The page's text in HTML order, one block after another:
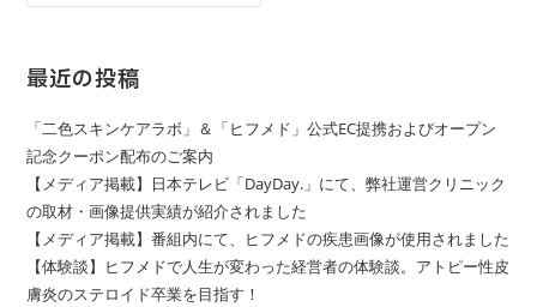
最近の投稿
「二色スキンケアラボ」＆「ヒフメド」公式EC提携およびオープン
記念クーポン配布のご案内
【メディア掲載】日本テレビ「DayDay.」にて、弊社運営クリニック
の取材・画像提供実績が紹介されました
【メディア掲載】番組内にて、ヒフメドの疾患画像が使用されました
【体験談】ヒフメドで人生が変わった経営者の体験談。アトピー性皮
膚炎のステロイド卒業を目指す！